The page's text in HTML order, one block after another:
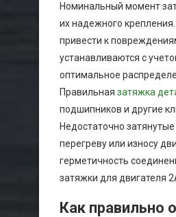
Номинальный момент
их надежного
привести к
устанавливаются с
оптимальное
Правильная затяжка
подшипников и другие
Недостаточно
перегреву или износу
герметичность
затяжки для двигателя
Как правильно